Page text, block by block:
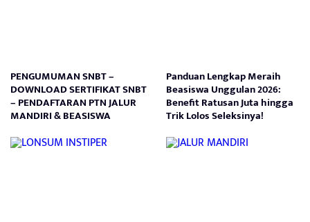
PENGUMUMAN SNBT –
DOWNLOAD SERTIFIKAT SNBT
– PENDAFTARAN PTN JALUR
MANDIRI & BEASISWA
Panduan Lengkap Meraih
Beasiswa Unggulan 2026:
Benefit Ratusan Juta hingga
Trik Lolos Seleksinya!